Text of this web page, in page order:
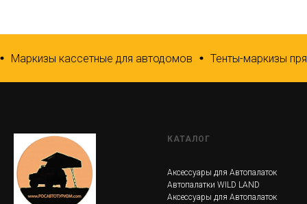
Маркизы кассетные для автодомов Тенты-маркизы
КАТАЛОГ
Аксессуары для Автопалаток
Автопалатки WILD LAND
Аксессуары для Автопалаток